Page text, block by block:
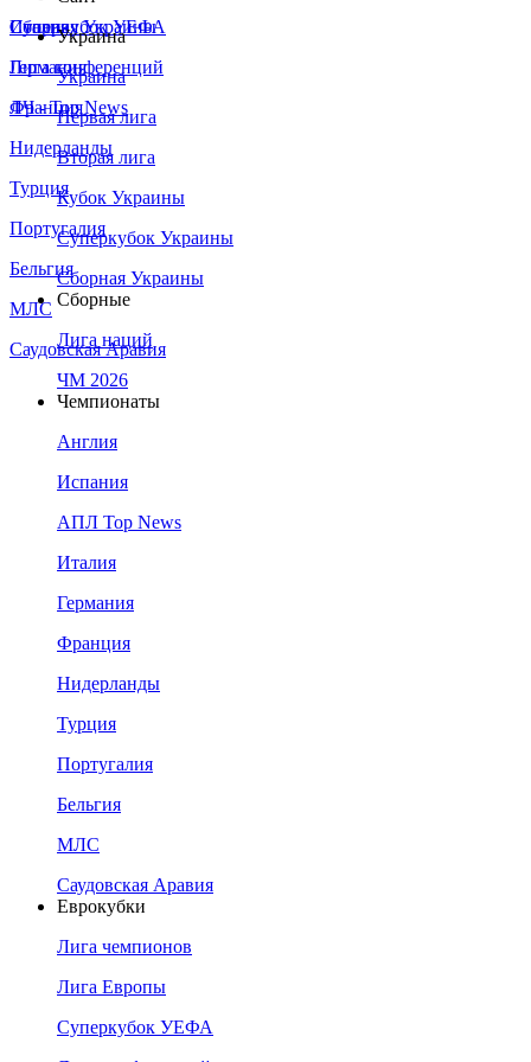
Сборная Украины
Италия
Германия
Франция
Нидерланды
Турция
Португалия
Бельгия
МЛС
Саудовская Аравия
Суперкубок УЕФА
Лига конференций
ЛЧ - Top News
Украина
Украина
Первая лига
Вторая лига
Кубок Украины
Суперкубок Украины
Сборная Украины
Сборные
Лига наций
ЧМ 2026
Чемпионаты
Англия
Испания
АПЛ Top News
Италия
Германия
Франция
Нидерланды
Турция
Португалия
Бельгия
МЛС
Саудовская Аравия
Еврокубки
Лига чемпионов
Лига Европы
Суперкубок УЕФА